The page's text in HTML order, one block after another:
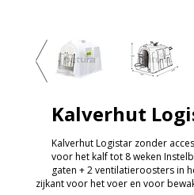
Kalverhut
Kalverhut Logistar zonder
voor het kalf tot 8 weken
gaten + 2 ventilatieroosters in
zijkant voor het voer en voor